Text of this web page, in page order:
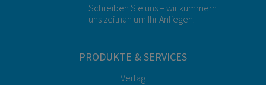
Schreiben Sie uns – wir kümmern
uns zeitnah um Ihr Anliegen.
PRODUKTE & SERVICES
Verlag